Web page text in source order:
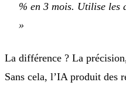
% en 3 mois. Utilise les
»
La différence ? La
Sans cela, l’IA produit des